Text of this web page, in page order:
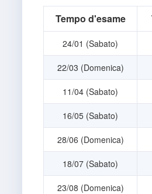
Tempo d'esame
24/01 (Sabato)
22/03 (Domenica)
11/04 (Sabato)
16/05 (Sabato)
28/06 (Domenica)
18/07 (Sabato)
23/08 (Domenica)